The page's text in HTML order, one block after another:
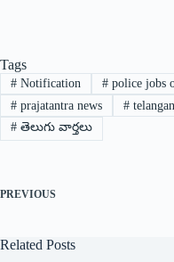
Tags
#Notification #police jobs
#prajatantra news #
#తెలుగు వార్తలు
PREVIOUS
Related Posts